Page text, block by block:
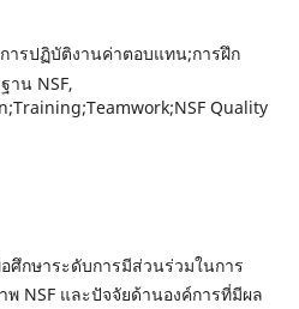
ารปฏิบัติงานค่าตอบแทน;การฝึก
าน NSF,
Quality
ศึกษาระดับการมีส่วนร่วมในการ
NSF และปัจจัยด้านองค์การที่มีผล